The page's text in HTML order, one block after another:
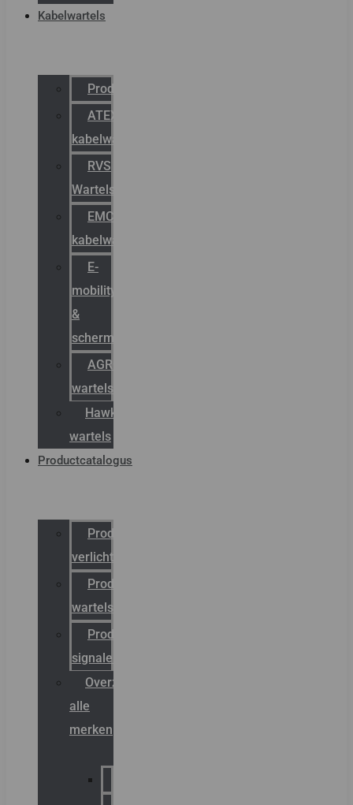
Kabelwartels
Productcatalogus
ATEX
kabelwartels
RVS
Wartels
EMC
kabelwartels
E-
mobility
&
schermstromen
AGRO
wartels
Hawke
wartels
Productcatalogus
Productcatalogus
verlichting
Productcatalogus
wartels
Productcatalogus
signalering
Overzicht
alle
merken